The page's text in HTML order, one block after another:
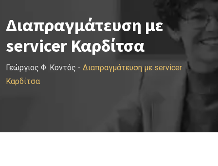
Διαπραγμάτευση με
servicer Καρδίτσα
Γεώργιος Φ. Κοντός - Διαπραγμάτευση με servicer
Καρδίτσα